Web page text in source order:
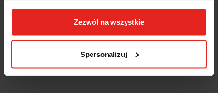
Zezwól na wszystkie
Spersonalizuj